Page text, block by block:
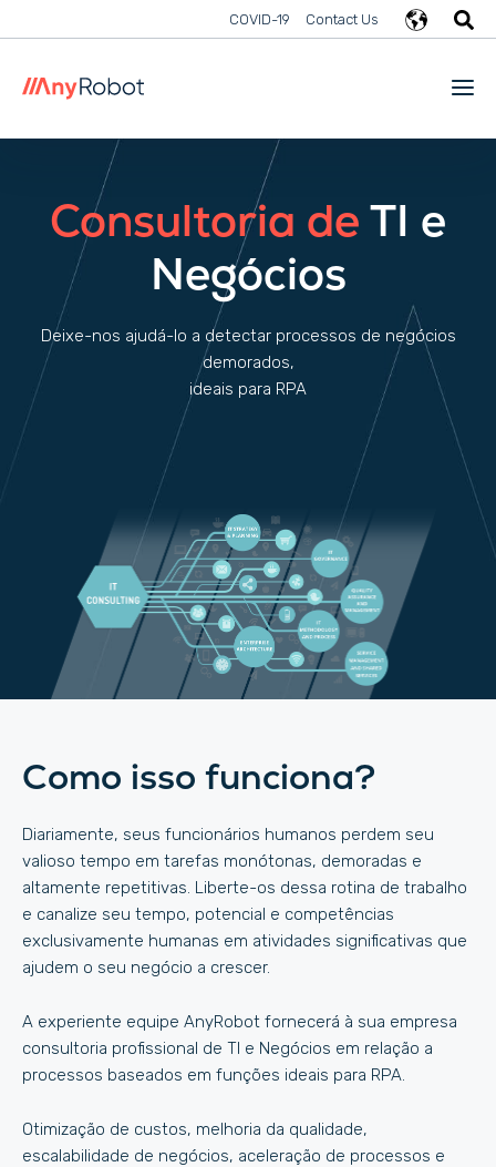
COVID-19 Contact Us
Consultoria deTI e
Negócios
Deixe-nos ajudá-lo a detectar processos de negócios
demorados,
ideais para RPA
Como isso funciona?
Diariamente, seus funcionários humanos perdem seu
valioso tempo em tarefas monótonas, demoradas e
altamente repetitivas. Liberte-os dessa rotina de trabalho
e canalize seu tempo, potencial e competências
exclusivamente humanas em atividades significativas que
ajudem o seu negócio a crescer.
A experiente equipe AnyRobot fornecerá à sua empresa
consultoria profissional de TI e Negócios em relação a
processos baseados em funções ideais para RPA.
Otimização de custos, melhoria da qualidade,
escalabilidade de negócios, aceleração de processos e